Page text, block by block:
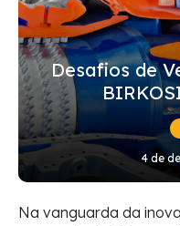
Desafios de
4 de
Na vanguarda da